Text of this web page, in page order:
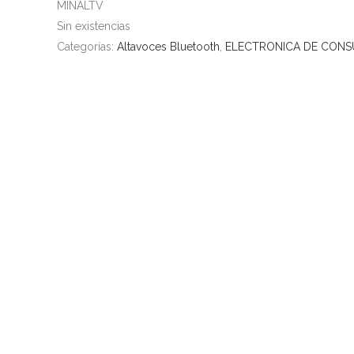
MINALTV
Sin existencias
Categorías: Altavoces Bluetooth ELECTRONICA DE